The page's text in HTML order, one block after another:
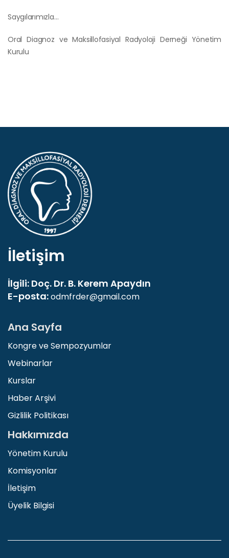
Saygılarımızla…
Oral Diagnoz ve Maksillofasiyal Radyoloji Derneği Yönetim
Kurulu
İletişim
İlgili: Doç. Dr. B. Kerem Apaydın
E-posta:odmfrder@gmail.com
Ana Sayfa
Kongre ve Sempozyumlar
Webinarlar
Kurslar
Haber Arşivi
Gizlilik Politikası
Hakkımızda
Yönetim Kurulu
Komisyonlar
İletişim
Üyelik Bilgisi